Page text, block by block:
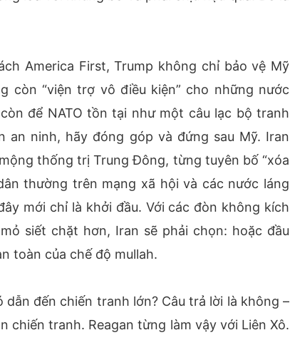
America First, Trump không chỉ bảo vệ Mỹ
còn “viện trợ vô điều kiện” cho những nước
để NATO tồn tại như một câu lạc bộ tranh
an ninh, hãy đóng góp và đứng sau Mỹ. Iran
thống trị Trung Đông, từng tuyên bố “xóa
thường trên mạng xã hội và các nước láng
mới chỉ là khởi đầu. Với các đòn không kích
siết chặt hơn, Iran sẽ phải chọn: hoặc đầu
toàn của chế độ mullah.
đến chiến tranh lớn? Câu trả lời là không –
chiến tranh. Reagan từng làm vậy với Liên Xô.